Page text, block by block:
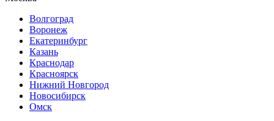
Волгоград
Воронеж
Екатеринбург
Казань
Краснодар
Красноярск
Нижний Новгород
Новосибирск
Омск